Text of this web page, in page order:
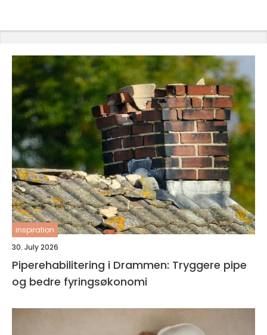
inspiration
30. July 2026
Piperehabilitering i Drammen: Tryggere pipe
og bedre fyringsøkonomi